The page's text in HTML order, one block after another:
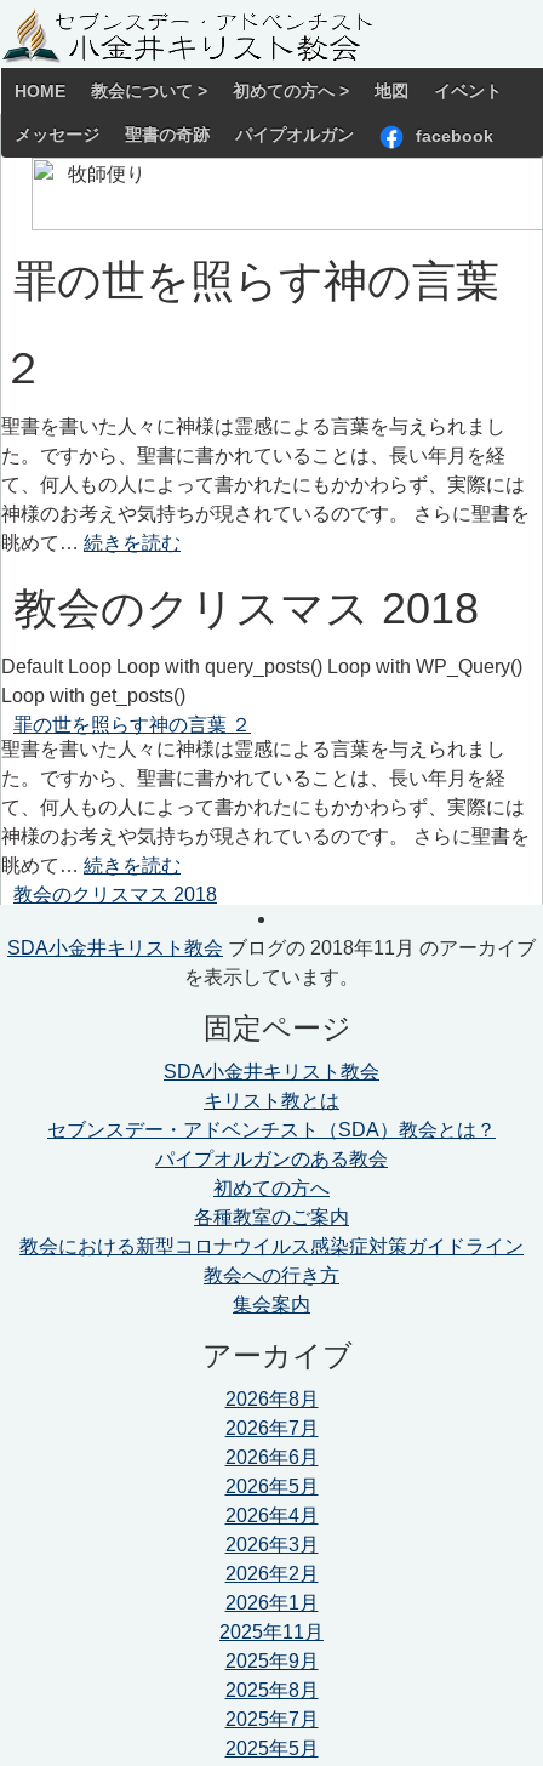
HOME 教会について > 初めての方へ > 地図 イベント
メッセージ 聖書の奇跡 パイプオルガン facebook
罪の世を照らす神の言葉
２
聖書を書いた人々に神様は霊感による言葉を与えられまし
た。ですから、聖書に書かれていることは、長い年月を経
て、何人もの人によって書かれたにもかかわらず、実際には
神様のお考えや気持ちが現されているのです。 さらに聖書を
眺めて… 続きを読む
教会のクリスマス 2018
Default Loop Loop with query_posts() Loop with WP_Query()
Loop with get_posts()
罪の世を照らす神の言葉 ２
聖書を書いた人々に神様は霊感による言葉を与えられまし
た。ですから、聖書に書かれていることは、長い年月を経
て、何人もの人によって書かれたにもかかわらず、実際には
神様のお考えや気持ちが現されているのです。 さらに聖書を
眺めて… 続きを読む
教会のクリスマス 2018
SDA小金井キリスト教会 ブログの 2018年11月 のアーカイブ
を表示しています。
固定ページ
SDA小金井キリスト教会
キリスト教とは
セブンスデー・アドベンチスト（SDA）教会とは？
パイプオルガンのある教会
初めての方へ
各種教室のご案内
教会における新型コロナウイルス感染症対策ガイドライン
教会への行き方
集会案内
アーカイブ
2026年8月
2026年7月
2026年6月
2026年5月
2026年4月
2026年3月
2026年2月
2026年1月
2025年11月
2025年9月
2025年8月
2025年7月
2025年5月